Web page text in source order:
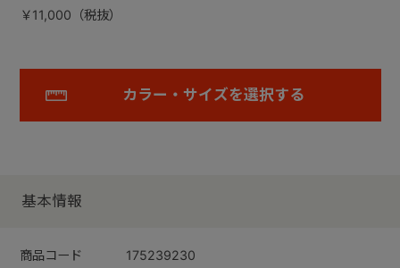
￥11,000（税抜）
カラー・サイズを選択する
基本情報
商品コード 175239230